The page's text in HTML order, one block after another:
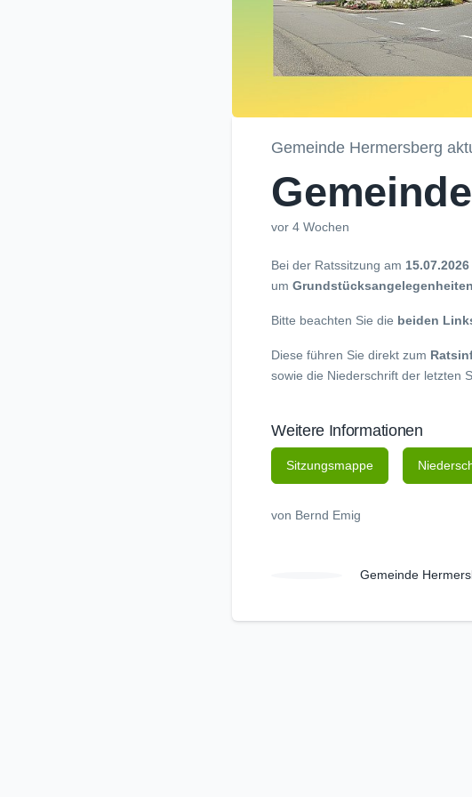
Gemeinde Hermersberg
vor 4 Wochen
Bei der Ratssitzung am
umGrundstücksangelegenheiten
Bitte beachten Sie die beiden
Diese führen Sie direkt zum
sowie die Niederschrift der letzten
Weitere Informationen
Sitzungsmappe
von Bernd Emig
Gemeinde